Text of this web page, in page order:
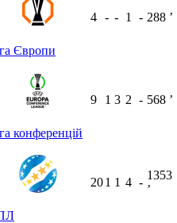
Європи
4 - - 1 - 288 ʼ
конференцій
9 1 3 2 - 568 ʼ
201 1 4 -
1353
ʼ